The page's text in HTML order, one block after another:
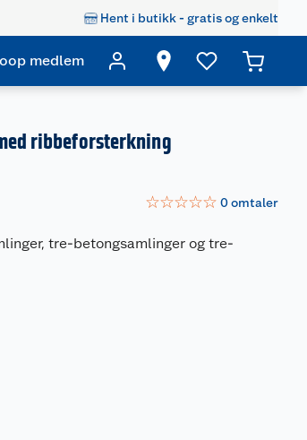
Hent i butikk - gratis og enkelt
medlem
ribbeforsterkning
☆☆☆☆☆ 0omtaler
tre-betongsamlinger og tre-